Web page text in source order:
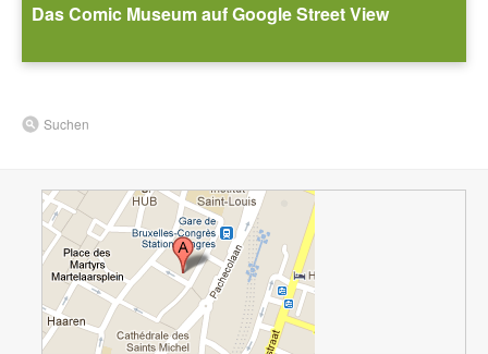
Das Comic Museum auf Google Street View
Suchen